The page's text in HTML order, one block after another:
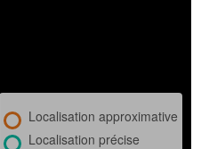
Localisation approximative
Localisation précise